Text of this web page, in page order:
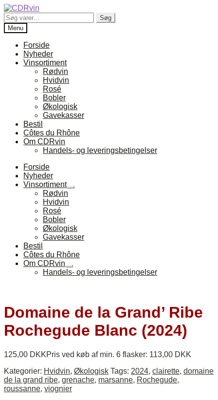
Spring
til
navigation
Spring
til
indhold
Søg
efter:
Søg
Menu
Forside
Nyheder
Vinsortiment
Rødvin
Hvidvin
Rosé
Bobler
Økologisk
Gavekasser
Bestil
Côtes du Rhône
Om CDRvin
Handels- og leveringsbetingelser
Forside
Nyheder
Vinsortiment
Udfold
Rødvin
Hvidvin
Rosé
Bobler
Økologisk
Gavekasser
Bestil
Côtes du Rhône
Om CDRvin
Udfold
undermenu
Handels- og leveringsbetingelser
Domaine de la Grand’ Ribe
Rochegude Blanc (2024)
125,00 DKKPris ved køb af min. 6 flasker: 113,00 DKK
Kategorier: Hvidvin, Økologisk Tags: 2024, clairette, domaine
de la grand ribe, grenache, marsanne, Rochegude,
roussanne, viognier